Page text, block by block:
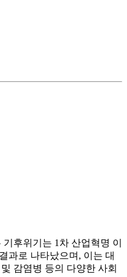
후위기는 1차 산업혁명 이
과로 나타났으며, 이는 대
감염병 등의 다양한 사회